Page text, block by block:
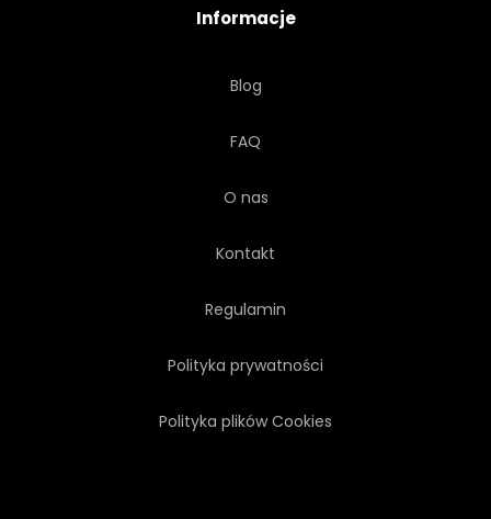
Informacje
Blog
FAQ
O nas
Kontakt
Regulamin
Polityka prywatności
Polityka plików Cookies